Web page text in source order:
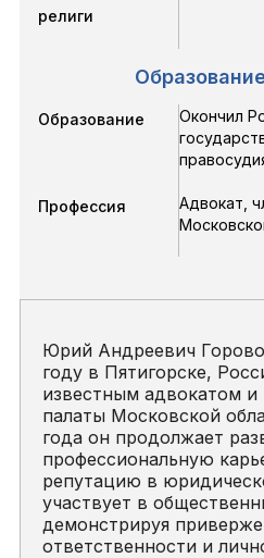
религи
Образование
Окончил
Профессия
Адвокат,
Юрий Андреевич
году в Пятигорске,
известным адвокатом
палаты Московской
года он продолжает
профессиональную
репутацию в
участвует в
демонстрируя
ответственности и